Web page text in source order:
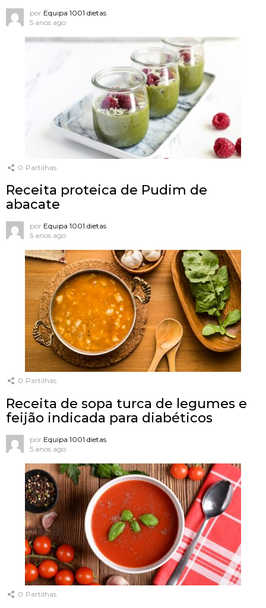
por Equipa 1001 dietas
5 anos ago
0 Partilhas
Receita proteica de Pudim de
abacate
por Equipa 1001 dietas
5 anos ago
0 Partilhas
Receita de sopa turca de legumes e
feijão indicada para diabéticos
por Equipa 1001 dietas
5 anos ago
0 Partilhas